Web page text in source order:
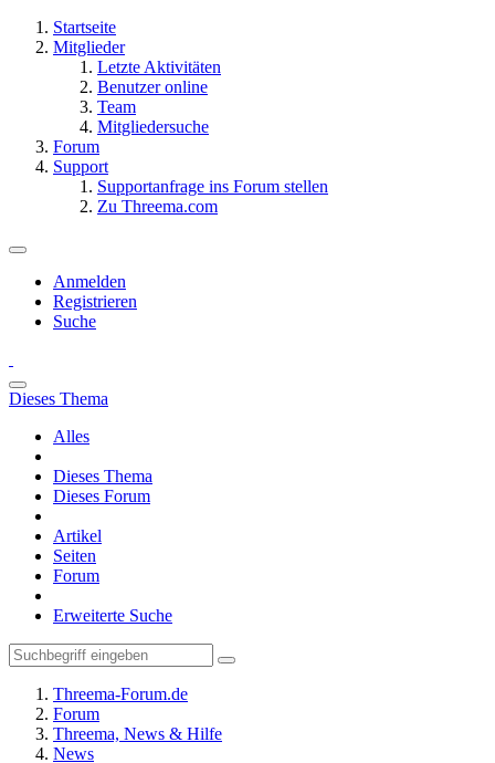
Startseite
Mitglieder
Letzte Aktivitäten
Benutzer online
Team
Mitgliedersuche
Forum
Support
Supportanfrage ins Forum stellen
Zu Threema.com
Anmelden
Registrieren
Suche
Dieses Thema
Alles
Dieses Thema
Dieses Forum
Artikel
Seiten
Forum
Erweiterte Suche
Threema-Forum.de
Forum
Threema, News & Hilfe
News